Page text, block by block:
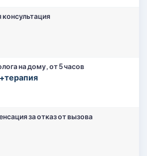
на дому, от 5 часов
за отказ от вызова